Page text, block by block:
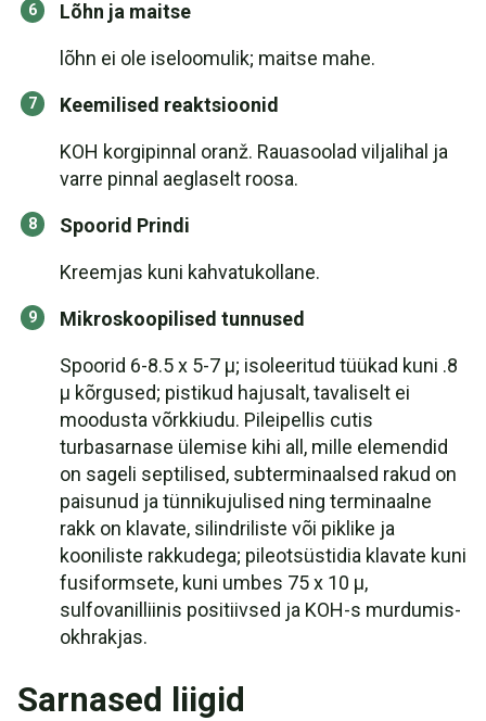
Lõhn ja maitse
lõhn ei ole iseloomulik; maitse mahe.
Keemilised reaktsioonid
KOH korgipinnal oranž. Rauasoolad viljalihal ja
varre pinnal aeglaselt roosa.
Spoorid Prindi
Kreemjas kuni kahvatukollane.
Mikroskoopilised tunnused
Spoorid 6-8.5 x 5-7 µ; isoleeritud tüükad kuni .8
µ kõrgused; pistikud hajusalt, tavaliselt ei
moodusta võrkkiudu. Pileipellis cutis
turbasarnase ülemise kihi all, mille elemendid
on sageli septilised, subterminaalsed rakud on
paisunud ja tünnikujulised ning terminaalne
rakk on klavate, silindriliste või piklike ja
kooniliste rakkudega; pileotsüstidia klavate kuni
fusiformsete, kuni umbes 75 x 10 µ,
sulfovanilliinis positiivsed ja KOH-s murdumis-
okhrakjas.
Sarnased liigid